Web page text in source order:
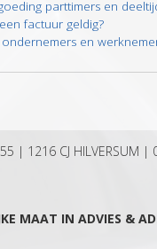
parttimers en
factuur geldig?
en
| 1216 CJ HILVERSUM |
MAAT IN ADVIES &